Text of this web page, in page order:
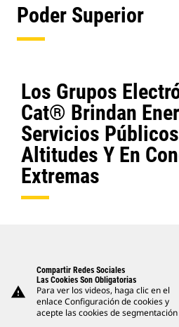
Poder Superior
Los Grupos
Cat® Brindan
Servicios
Altitudes Y En
Extremas
warning
Compartir Redes Sociales
Las Cookies Son Obligatorias
Para ver los videos, haga clic en el
enlace Configuración de cookies y
acepte las cookies de segmentación